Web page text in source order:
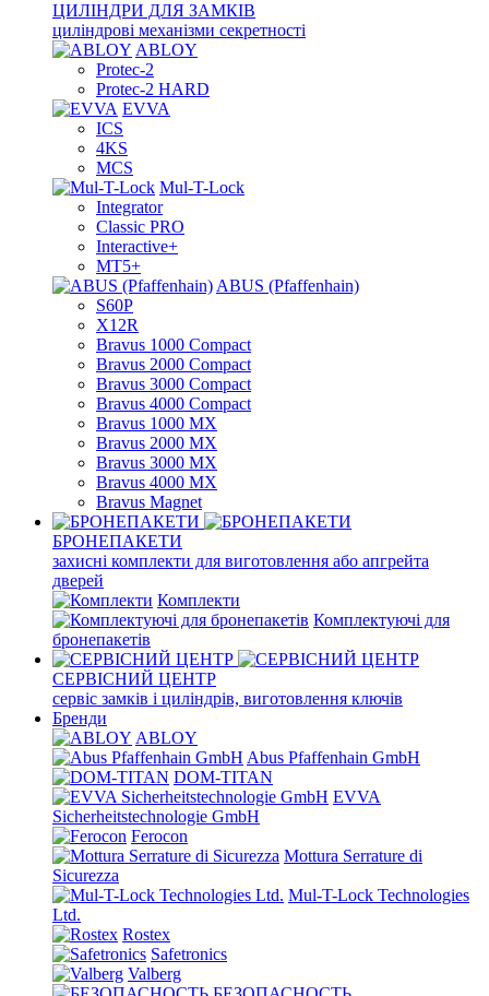
ЦИЛІНДРИ ДЛЯ ЗАМКІВ
циліндрові механізми секретності
ABLOY
Protec-2
Protec-2 HARD
EVVA
ICS
4KS
MCS
Mul-T-Lock
Integrator
Classic PRO
Interactive+
MT5+
ABUS (Pfaffenhain)
S60P
X12R
Bravus 1000 Compact
Bravus 2000 Compact
Bravus 3000 Compact
Bravus 4000 Compact
Bravus 1000 MX
Bravus 2000 MX
Bravus 3000 MX
Bravus 4000 MX
Bravus Magnet
БРОНЕПАКЕТИ
захисні комплекти для виготовлення або апгрейта
дверей
Комплекти
Комплектуючі для
бронепакетів
СЕРВІСНИЙ ЦЕНТР
сервіс замків і циліндрів, виготовлення ключів
Бренди
ABLOY
Abus Pfaffenhain GmbH
DOM-TITAN
EVVA
Sicherheitstechnologie GmbH
Ferocon
Mottura Serrature di
Sicurezza
Mul-T-Lock Technologies
Ltd.
Rostex
Safetronics
Valberg